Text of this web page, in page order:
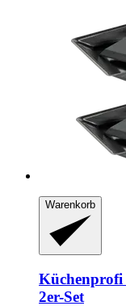
Warenkorb
Küchenprofi
2er-​Set